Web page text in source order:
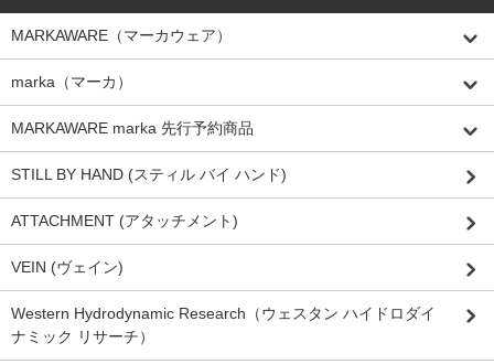
MARKAWARE（マーカウェア）
marka（マーカ）
MARKAWARE marka 先行予約商品
STILL BY HAND (スティル バイ ハンド)
ATTACHMENT (アタッチメント)
VEIN (ヴェイン)
Western Hydrodynamic Research（ウェスタン ハイドロダイ
ナミック リサーチ）